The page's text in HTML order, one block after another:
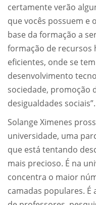
certamente verão
que vocês possuem e
base da formação a
formação de recursos
eficientes, onde se
desenvolvimento
sociedade, promoção
desigualdades sociais”.
Solange Ximenes
universidade, uma
que está tentando
mais precioso. É na
concentra o maior
camadas populares.